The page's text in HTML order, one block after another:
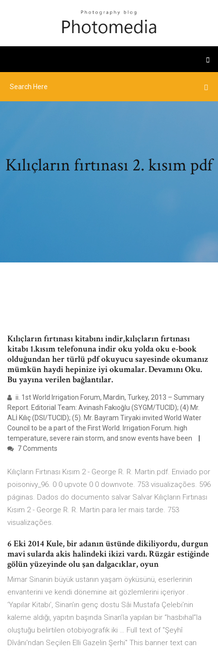
Kılıçların fırtınası 2. kısım pdf
Kılıçların fırtınası kitabını indir,kılıçların fırtınası
kitabı 1.kısım telefonuna indir oku yolda oku e-book
olduğundan her türlü pdf okuyucu sayesinde okumanız
mümkün haydi hepinize iyi okumalar. Devamını Oku.
Bu yayına verilen bağlantılar.
ii. 1st World Irrigation Forum, Mardin, Turkey, 2013 – Summary
Report. Editorial Team: Avinash Fakıoğlu (SYGM/TUCID); (4) Mr.
ALİ Kılıç (DSI/TUCID); (5). Mr. Bayram Tiryaki invited World Water
Council to be a part of the First World. Irrigation Forum. high
temperature, severe rain storm, and snow events have been
7 Comments
Kılıçların Fırtınası Kısım 2 - George R. R. Martin.pdf. Enviado por
poisonivy_96. 0 0 upvote 0 0 downvote. 753 visualizações. 596
páginas. Dados do documento salvar Salvar Kılıçların Fırtınası
Kısım 2 - George R. R. Martin para ler mais tarde. 753
visualizações.
6 Eki 2014 Kule, bir adanın üstünde dikiliyordu, durgun
mavi sularda akis halindeki ikizi vardı. Rüzgâr estiğinde
gölün yüzeyinde olu şan dalgacıklar, oyun
Mimar Sinanin büyük ustanın yaşam öyküsünü, eserlerinin
envanterini ve kendi dönemine ait gözlemlerini içeriyor .
‘Yapılar Kitabı’, Sinan’ın genç dostu Sâi Mustafa Çelebi’nin
kaleme aldığı, yapıtın başında Sinan’la yapılan bir “hasbıhal”la
oluştuğu belirtilen otobiyografik iki … Full text of "Şeyhî
Dîvânı'ndan Seçilen Elli Gazelin Şerhi" This banner text can